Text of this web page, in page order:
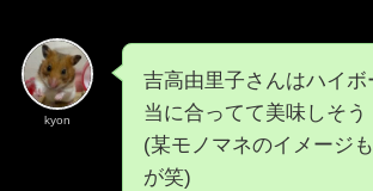
kyon
吉高由里子さんはハイボ
当に合ってて美味しそう
(某モノマネのイメージ
が笑)